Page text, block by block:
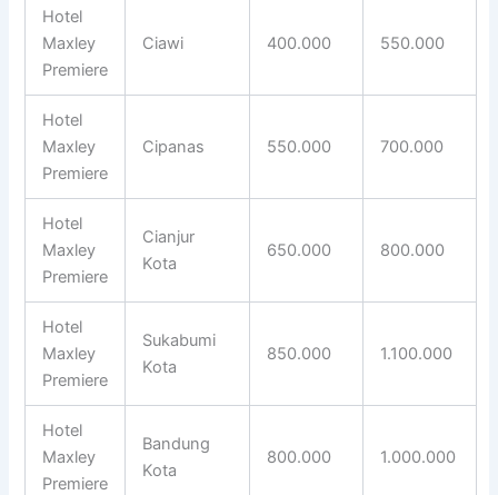
Hotel
Maxley
Premiere
Ciawi 400.000 550.000
Hotel
Maxley
Premiere
Cipanas 550.000 700.000
Hotel
Maxley
Premiere
Cianjur
Kota
650.000 800.000
Hotel
Maxley
Premiere
Sukabumi
Kota
850.000 1.100.000
Hotel
Maxley
Premiere
Bandung
Kota
800.000 1.000.000